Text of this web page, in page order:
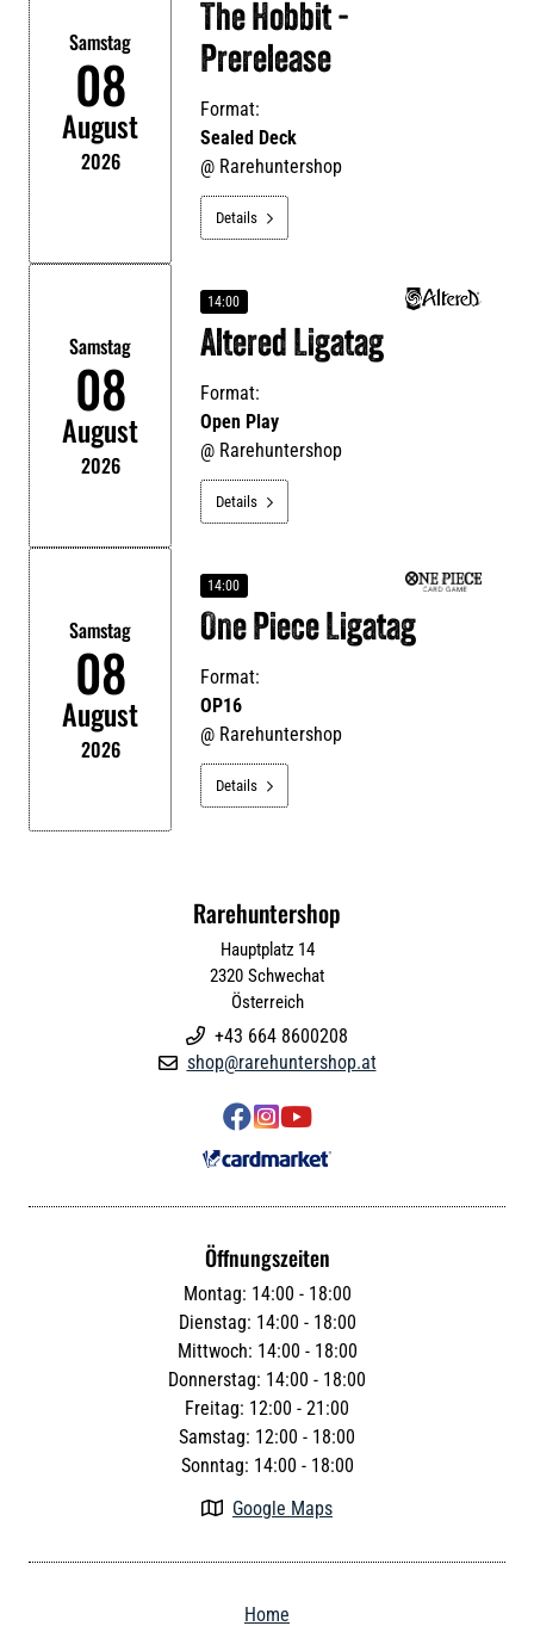
Samstag
08
August
2026
The Hobbit -
Prerelease
Format:
Sealed Deck
@ Rarehuntershop
Details 
Samstag
08
August
2026
14:00
Altered Ligatag
Format:
Open Play
@ Rarehuntershop
Details 
Samstag
08
August
2026
14:00
One Piece Ligatag
Format:
OP16
@ Rarehuntershop
Details 
Rarehuntershop
Hauptplatz 14
2320 Schwechat
Österreich
 +43 664 8600208
 shop@rarehuntershop.at

Öffnungszeiten
Montag: 14:00 - 18:00
Dienstag: 14:00 - 18:00
Mittwoch: 14:00 - 18:00
Donnerstag: 14:00 - 18:00
Freitag: 12:00 - 21:00
Samstag: 12:00 - 18:00
Sonntag: 14:00 - 18:00
 Google Maps
Home